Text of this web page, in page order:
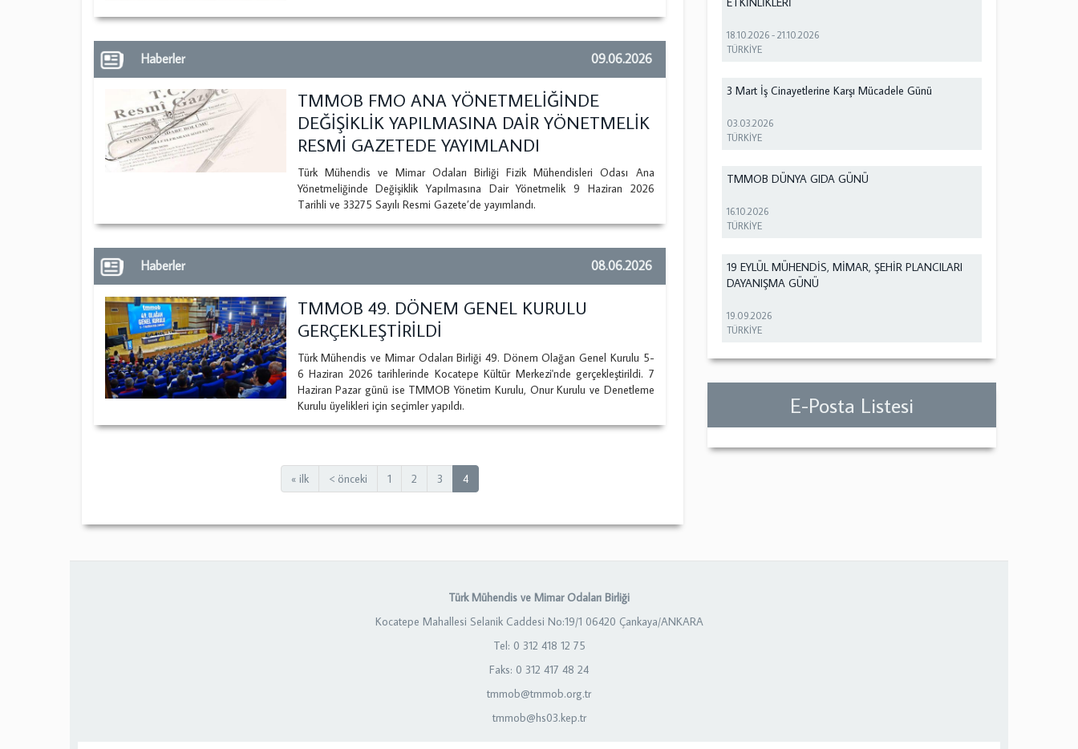
Haberler 09.06.2026
TMMOB FMO ANA YÖNETMELİĞİNDE
DEĞİŞİKLİK YAPILMASINA DAİR YÖNETMELİK
RESMİ GAZETEDE YAYIMLANDI
Türk Mühendis ve Mimar Odaları Birliği Fizik Mühendisleri Odası Ana
Yönetmeliğinde Değişiklik Yapılmasına Dair Yönetmelik 9 Haziran 2026
Tarihli ve 33275 Sayılı Resmi Gazete’de yayımlandı.
Haberler 08.06.2026
TMMOB 49. DÖNEM GENEL KURULU
GERÇEKLEŞTİRİLDİ
Türk Mühendis ve Mimar Odaları Birliği 49. Dönem Olağan Genel Kurulu 5-
6 Haziran 2026 tarihlerinde Kocatepe Kültür Merkezi'nde gerçekleştirildi. 7
Haziran Pazar günü ise TMMOB Yönetim Kurulu, Onur Kurulu ve Denetleme
Kurulu üyelikleri için seçimler yapıldı.
« ilk < önceki 1 2 3 4
18.10.2026 -21.10.2026
TÜRKİYE
3 Mart İş Cinayetlerine Karşı Mücadele Günü
03.03.2026
TÜRKİYE
TMMOB DÜNYA GIDA GÜNÜ
16.10.2026
TÜRKİYE
19 EYLÜL MÜHENDİS, MİMAR, ŞEHİR PLANCILARI
DAYANIŞMA GÜNÜ
19.09.2026
TÜRKİYE
E-Posta Listesi
Türk Mühendis ve Mimar Odaları Birliği
Kocatepe Mahallesi Selanik Caddesi No:19/1 06420 Çankaya/ANKARA
Tel: 0 312 418 12 75
Faks: 0 312 417 48 24
tmmob@tmmob.org.tr
tmmob@hs03.kep.tr